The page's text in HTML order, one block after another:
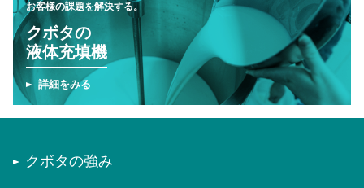
お客様の課題を解決する。
クボタの
液体充填機
詳細をみる
クボタの強み